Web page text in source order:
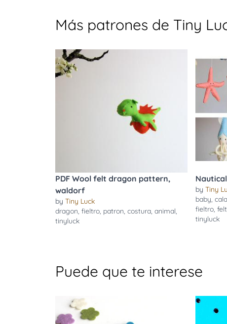
Más patrones de Tiny
PDF Wool felt dragon pattern,
waldorf
by Tiny Luck
dragon, fieltro, patron, costura, animal,
tinyluck
by Tiny
baby,
fieltro, felt
tinyluck
Puede que te interese